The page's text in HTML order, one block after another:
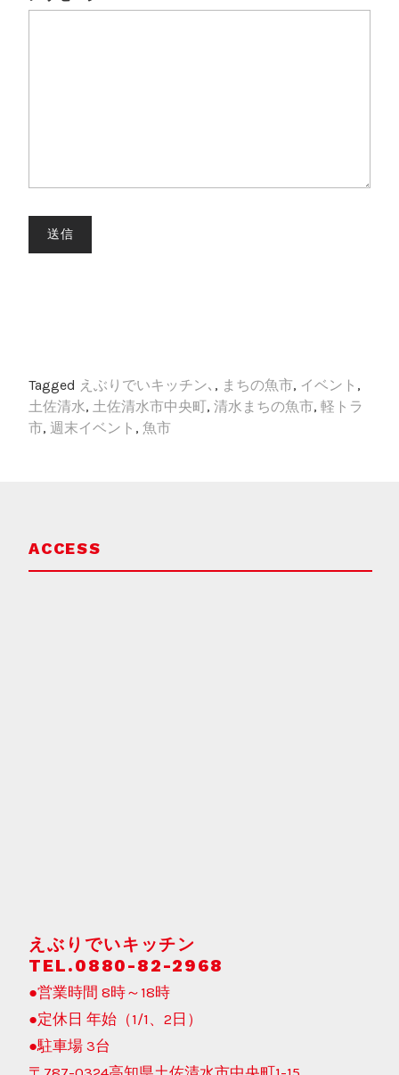
送信
Tagged えぶりでいキッチン､ , まちの魚市, イベント ,
土佐清水, 土佐清水市中央町, 清水まちの魚市, 軽トラ
市, 週末イベント , 魚市
ACCESS
えぶりでいキッチン
TEL.0880-82-2968
●営業時間 8時～18時
●定休日 年始（1/1、2日）
●駐車場 3台